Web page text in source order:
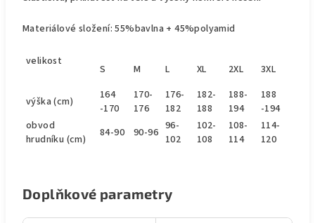
Materiálové složení: 55%bavlna + 45%polyamid
velikost
S M L XL 2XL 3XL
výška (cm)
164
-170
170-
176
176-
182
182-
188
188-
194
188
-194
obvod
hrudníku (cm)
84-90 90-96 96-
102
102-
108
108-
114
114-
120
Doplňkové parametry